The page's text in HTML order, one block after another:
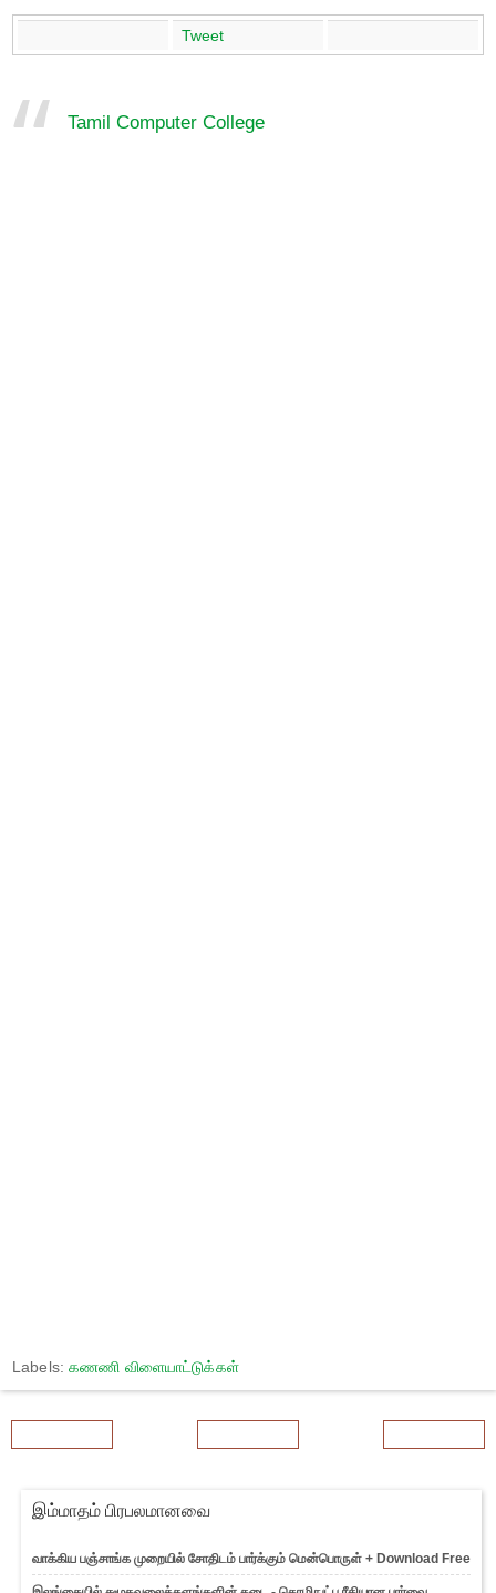
Tweet
Tamil Computer College
Labels:கணணி விளையாட்டுக்கள்
இம்மாதம் பிரபலமானவை
வாக்கிய பஞ்சாங்க முறையில் சோதிடம் பார்க்கும் மென்பொருள் + Download Free